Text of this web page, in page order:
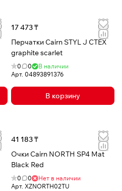
17 473 ₸
Перчатки Cairn STYL J CTEX
graphite scarlet
0 0
В наличии
Арт. 04893891376
В корзину
41 183 ₸
Очки Cairn NORTH SP4 Mat
Black Red
0 0
Нет в наличии
Арт. XZNORTH02TU